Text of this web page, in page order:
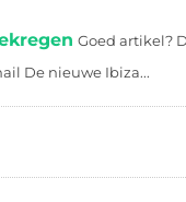
Goed artikel?
De nieuwe Ibiza...